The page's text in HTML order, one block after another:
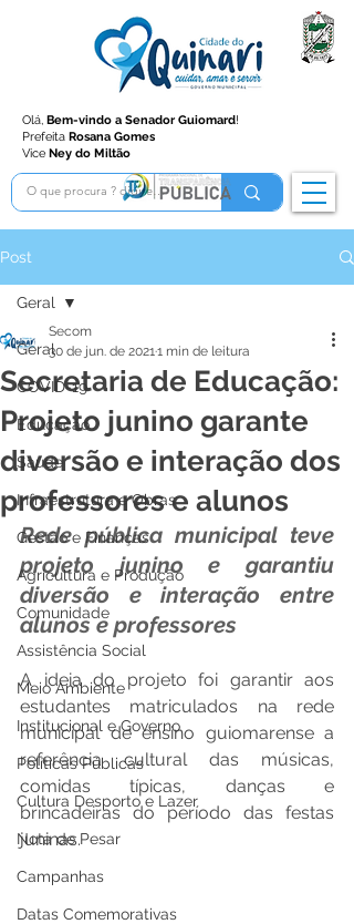
Olá, Bem-vindo a Senador Guiomard!
Prefeita Rosana Gomes
Vice Ney do Miltão
Post
Geral
COVID-19
Educação
Saúde
Infraestrutura e Obras
Gestão e Finanças
Agricultura e Produção
Comunidade
Assistência Social
Meio Ambiente
Institucional e Governo
Políticas Públicas
Cultura Desporto e Lazer
Nota de Pesar
Campanhas
Datas Comemorativas
Geral
Secretaria de Educação:
Projeto junino garante
diversão e interação dos
professores e alunos
Secom
30 de jun. de 20211 min de leitura
Rede pública municipal teve
projeto junino e garantiu
diversão e interação entre
alunos e professores
A ideia do projeto foi garantir aos
estudantes matriculados na rede
municipal de ensino guiomarense a
referência cultural das músicas,
comidas típicas, danças e
brincadeiras do período das festas
juninas.